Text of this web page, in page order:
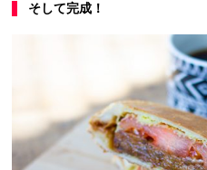
そして完成！